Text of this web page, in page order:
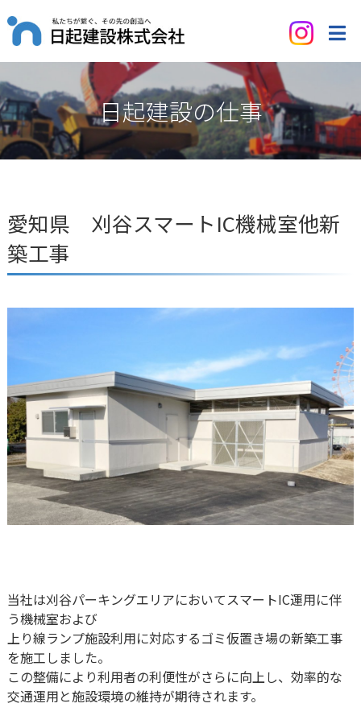
日起建設の仕事
愛知県 刈谷スマートIC機械室他新
築工事
当社は刈谷パーキングエリアにおいてスマートIC運用に伴
う機械室および
上り線ランプ施設利用に対応するゴミ仮置き場の新築工事
を施工しました。
この整備により利用者の利便性がさらに向上し、効率的な
交通運用と施設環境の維持が期待されます。